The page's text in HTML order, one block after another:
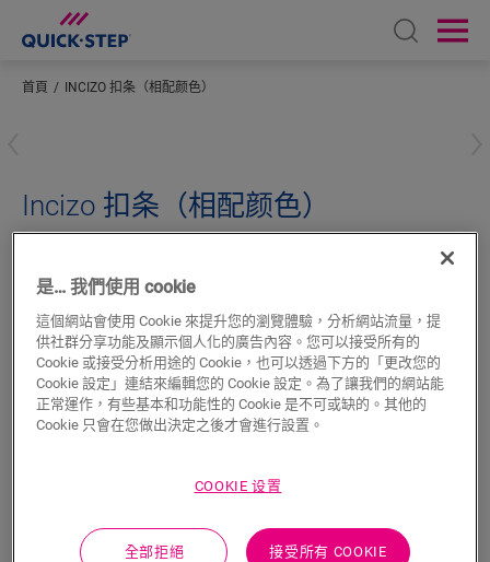
Open
首頁 INCIZO 扣条（相配颜色）
Incizo 扣条（相配颜色）
搜尋
工具，可為您的地板和樓梯提供完美的收邊，可以扣合兩塊同等
高度的地板、彌合兩塊地板之間的高度差、沿牆壁、窗戶或地毯
是… 我們使用 cookie
這個網站會使用 Cookie 來提升您的瀏覽體驗，分析網站流量，提
供社群分享功能及顯示個人化的廣告內容。您可以接受所有的
Cookie 或接受分析用途的 Cookie，也可以透過下方的「更改您的
Cookie 設定」連結來編輯您的 Cookie 設定。為了讓我們的網站能
正常運作，有些基本和功能性的 Cookie 是不可或缺的。其他的
Cookie 只會在您做出決定之後才會進行設置。
COOKIE 设置
全部拒絕 接受所有 COOKIE